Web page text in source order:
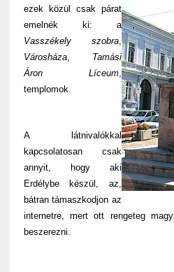
ezek közül csak párat
emelnék ki: a
Vasszékely szobra,
Városháza, Tamási
Áron Líceum,
templomok.
A látnivalókkal
kapcsolatosan csak
annyit, hogy aki
Erdélybe készül, az,
bátran támaszkodjon az
internetre, mert ott rengeteg
beszerezni.